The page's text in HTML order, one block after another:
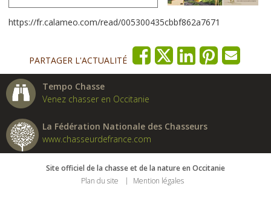
https://fr.calameo.com/read/005300435cbbf862a7671
PARTAGER L'ACTUALITÉ
Tempo Chasse
Venez chasser en Occitanie
La Fédération Nationale des Chasseurs
www.chasseurdefrance.com
Site officiel de la chasse et de la nature en Occitanie
Plan du site
Mention légales